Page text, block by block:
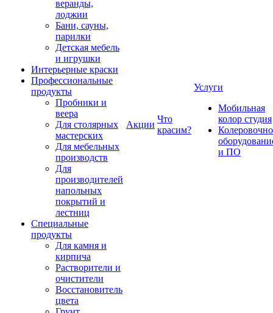
веранды,
лоджии
Бани, сауны,
парилки
Детская мебель
и игрушки
Интерьерные краски
Профессиональные
продукты
Пробники и
веера
Для столярных
мастерских
Для мебельных
производств
Для
производителей
напольных
покрытий и
лестниц
Специальные
продукты
Для камня и
кирпича
Растворители и
очистители
Восстановитель
цвета
Акции
Что
красим?
Услуги
Мобильная
колор студия
и ПО